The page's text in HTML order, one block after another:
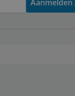
Aanmelden